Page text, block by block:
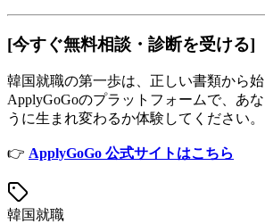
[今すぐ無料相談・診断を受ける]
韓国就職の第一歩は、正しい書類から始
ApplyGoGoのプラットフォームで、あ
うに生まれ変わるか体験してください。
👉 ApplyGoGo 公式サイトはこちら
韓国就職